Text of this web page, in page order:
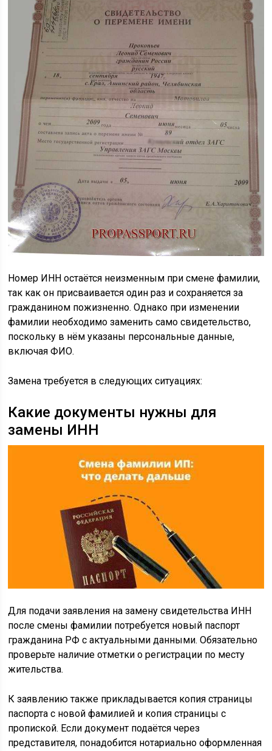
Номер ИНН остаётся неизменным при смене фамилии,
так как он присваивается один раз и сохраняется за
гражданином пожизненно. Однако при изменении
фамилии необходимо заменить само свидетельство,
поскольку в нём указаны персональные данные,
включая ФИО.
Замена требуется в следующих ситуациях:
Какие документы нужны для
замены ИНН
Для подачи заявления на замену свидетельства ИНН
после смены фамилии потребуется новый паспорт
гражданина РФ с актуальными данными. Обязательно
проверьте наличие отметки о регистрации по месту
жительства.
К заявлению также прикладывается копия страницы
паспорта с новой фамилией и копия страницы с
пропиской. Если документ подаётся через
представителя, понадобится нотариально оформленная